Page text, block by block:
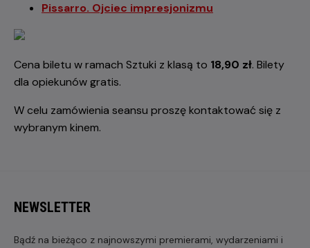
Pissarro. Ojciec impresjonizmu
Cena biletu w ramach Sztuki z klasą to 18,90 zł. Bilety
dla opiekunów gratis.
W celu zamówienia seansu proszę kontaktować się z
wybranym kinem.
NEWSLETTER
Bądź na bieżąco z najnowszymi premierami, wydarzeniami i